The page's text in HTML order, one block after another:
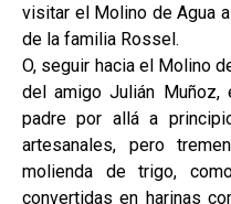
visitar el Molino de Agua
de la familia Rossel.
O, seguir hacia el Molino
del amigo Julián
padre por allá a
artesanales, pero
molienda de trigo,
convertidas en harinas